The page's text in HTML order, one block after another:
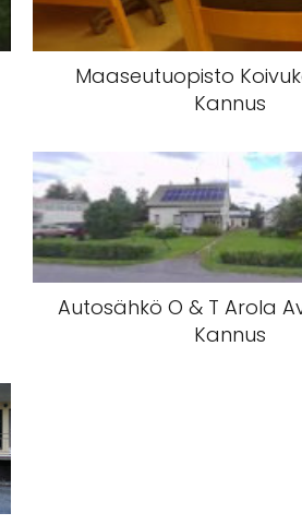
Maaseutuopisto
Kannus
Autosähkö O & T Arola
Kannus